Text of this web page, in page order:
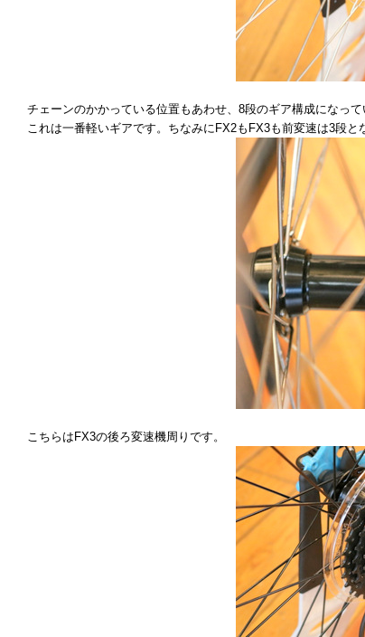
チェーンのかかっている位置もあわせ、8段のギア構成になっ
これは一番軽いギアです。ちなみにFX2もFX3も前変速は3段と
こちらはFX3の後ろ変速機周りです。